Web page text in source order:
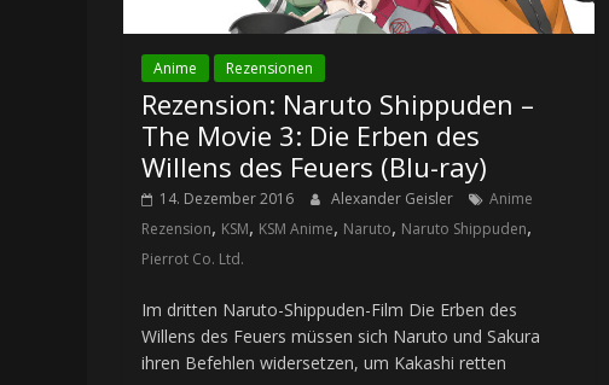
Anime Rezensionen
Rezension: Naruto Shippuden –
The Movie 3: Die Erben des
Willens des Feuers (Blu-ray)
14. Dezember 2016 Alexander Geisler
Anime
Rezension, KSM, KSM Anime, Naruto, Naruto Shippuden,
Pierrot Co. Ltd.
Im dritten Naruto-Shippuden-Film Die Erben des
Willens des Feuers müssen sich Naruto und Sakura
ihren Befehlen widersetzen, um Kakashi retten